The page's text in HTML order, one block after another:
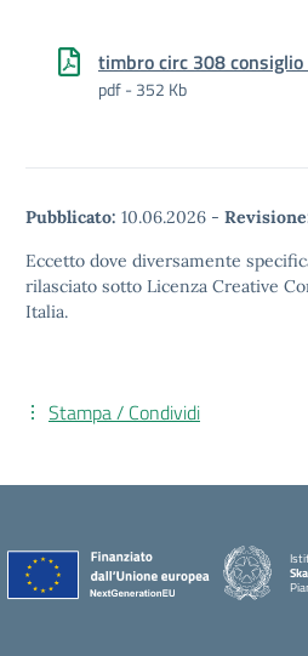
timbro circ 308
pdf - 352 Kb
Pubblicato: 10.06.2026 -
Eccetto dove diversamente
rilasciato sotto Licenza Creative
Italia.
Stampa / Condividi